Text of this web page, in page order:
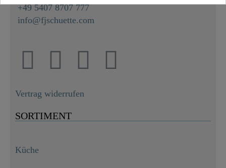
+49 5407 8707 777
info@fjschuette.com
Vertrag widerrufen
SORTIMENT
Küche